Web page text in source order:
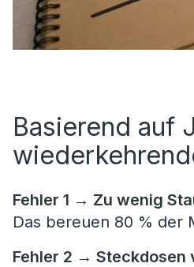
Basierend auf
Fehler 1 → Zu wenig
Das bereuen 80 % der
Fehler 2 → Steckdosen